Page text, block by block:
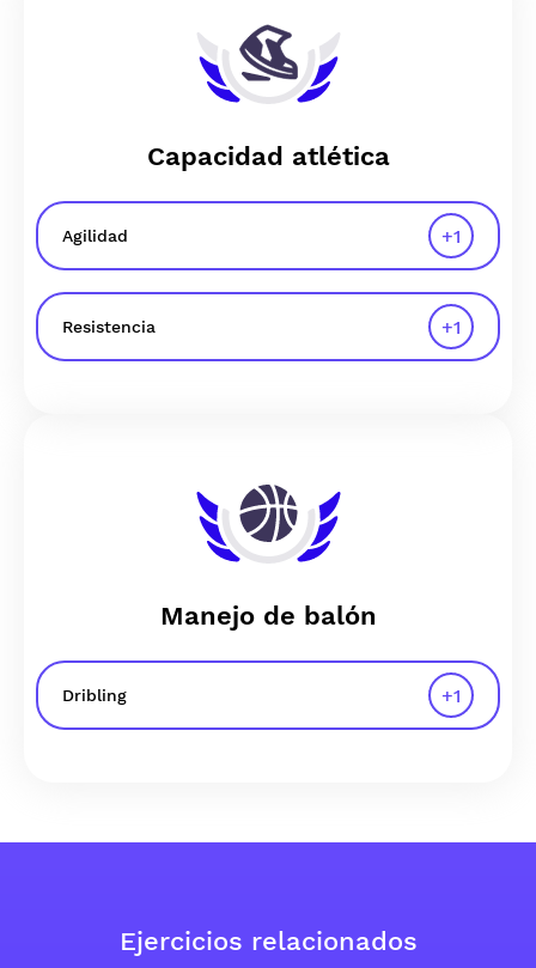
Capacidad atlética
Agilidad +1
Resistencia +1
Manejo de balón
Dribling +1
Ejercicios relacionados